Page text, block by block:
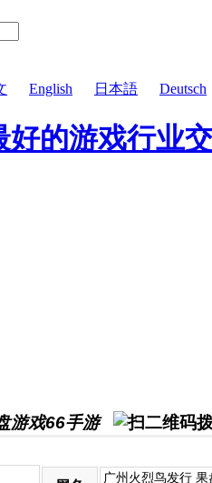
English 日本語 Deutsch
游戏66手游
广州火烈鸟发行 果